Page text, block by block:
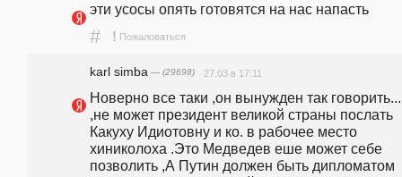
эти усосы опять готовятся на нас напасть
# ! Пожаловаться
karl simba — (29698) 27.03 в 17:11
Новерно все таки ,он вынужден так
,не может президент великой страны послать
Какуху Идиотовну и ко. в рабочее место
хиниколоха .Это Медведев еше может себе
позволить ,А Путин должен быть дипломатом